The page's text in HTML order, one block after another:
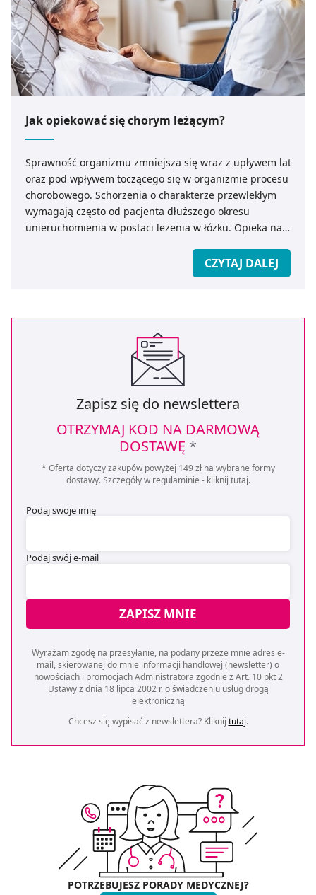
Jak opiekować się chorym leżącym?
Sprawność organizmu zmniejsza się wraz z upływem lat
oraz pod wpływem toczącego się w organizmie procesu
chorobowego. Schorzenia o charakterze przewlekłym
wymagają często od pacjenta dłuższego okresu
unieruchomienia w postaci leżenia w łóżku. Opieka nad
CZYTAJ DALEJ
Zapisz się do newslettera
OTRZYMAJ KOD NA DARMOWĄ
DOSTAWĘ *
* Oferta dotyczy zakupów powyżej 149 zł na wybrane formy
dostawy. Szczegóły w regulaminie - kliknij tutaj.
Podaj swoje imię
Podaj swój e-mail
ZAPISZ MNIE
Wyrażam zgodę na przesyłanie, na podany przeze mnie adres e-
mail, skierowanej do mnie informacji handlowej (newsletter) o
nowościach i promocjach Administratora zgodnie z Art. 10 pkt 2
Ustawy z dnia 18 lipca 2002 r. o świadczeniu usług drogą
elektroniczną
Chcesz się wypisać z newslettera? Kliknij tutaj.
POTRZEBUJESZ PORADY MEDYCZNEJ?